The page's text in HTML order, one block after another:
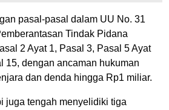
pasal-pasal dalam UU No. 31
Tindak Pidana
2 Ayat 1, Pasal 3, Pasal 5 Ayat
15, dengan ancaman hukuman
dan denda hingga Rp1 miliar.
juga tengah menyelidiki tiga